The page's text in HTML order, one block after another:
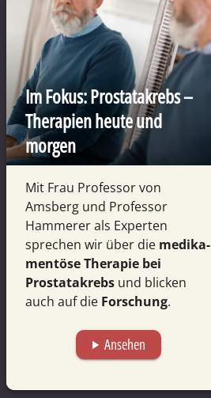
Im Fokus: Prostata­krebs –
Therapien heute und
morgen
Mit Frau Professor von
Amsberg und Professor
Hammerer als Experten
sprechen wir über die medika­
mentöse Therapie bei
Prostata­krebs und blicken
auch auf die Forschung.
play_arrow Ansehen